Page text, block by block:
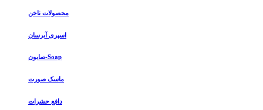
محصولات ناخن
اسپری آبرسان
صابون-Soap
ماسک صورت
دافع حشرات